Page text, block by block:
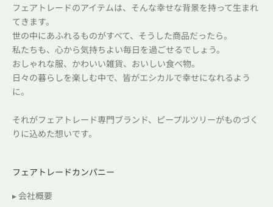
フェアトレードのアイテムは、そんな幸せな背景を持って生まれ
てきます。
世の中にあふれるものがすべて、そうした商品だったら。
私たちも、心から気持ちよい毎日を過ごせるでしょう。
おしゃれな服、かわいい雑貨、おいしい食べ物。
日々の暮らしを楽しむ中で、皆がエシカルで幸せになれるよう
に。
それがフェアトレード専門ブランド、ピープルツリーがものづく
りに込めた想いです。
フェアトレードカンパニー
▸ 会社概要